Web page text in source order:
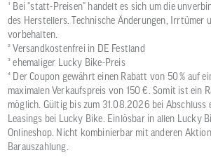
¹ Bei "statt-Preisen" handelt es sich um die
des Herstellers. Technische Änderungen, Irrtümer
vorbehalten.
² Versandkostenfrei in DE Festland
³ ehemaliger Lucky Bike-Preis
⁴ Der Coupon gewährt einen Rabatt von 50 % auf
maximalen Verkaufspreis von 150 €. Somit ist ein
möglich. Gültig bis zum 31.08.2026 bei Abschluss
Leasings bei Lucky Bike. Einlösbar in allen Lucky
Onlineshop. Nicht kombinierbar mit anderen
Barauszahlung.